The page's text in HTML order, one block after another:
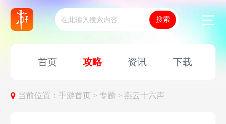
首页 攻略 资讯 下载
当前位置：手游首页 >专题 >燕云十六声